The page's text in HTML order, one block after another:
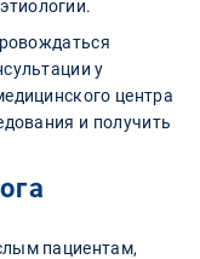
у
центра
и получить
пациентам,